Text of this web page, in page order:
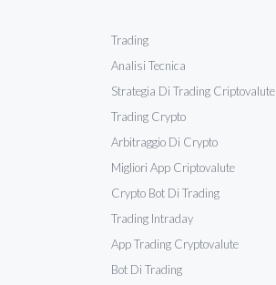
Trading
Analisi Tecnica
Strategia Di Trading Criptovalute
Trading Crypto
Arbitraggio Di Crypto
Migliori App Criptovalute
Crypto Bot Di Trading
Trading Intraday
App Trading Cryptovalute
Bot Di Trading